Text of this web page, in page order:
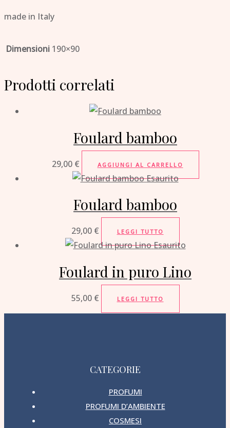
made in Italy
Dimensioni 190×90
Prodotti correlati
Foulard bamboo
29,00 € AGGIUNGI AL CARRELLO
Esaurito
Foulard bamboo
29,00 € LEGGI TUTTO
Esaurito
Foulard in puro Lino
55,00 € LEGGI TUTTO
CATEGORIE
PROFUMI
PROFUMI D’AMBIENTE
COSMESI